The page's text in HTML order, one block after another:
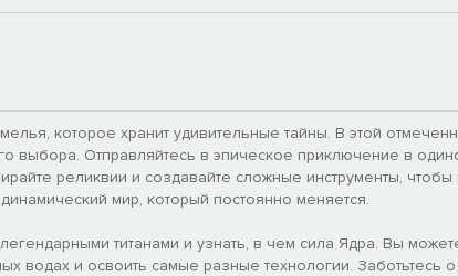
которое хранит удивительные тайны. В этой
выбора. Отправляйтесь в эпическое приключение в
реликвии и создавайте сложные инструменты, чтобы
мир, который постоянно меняется.
титанами и узнать, в чем сила Ядра. Вы
водах и освоить самые разные технологии. Заботьтесь о